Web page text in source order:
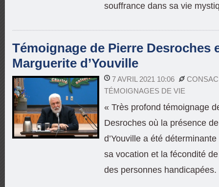
souffrance dans sa vie
Témoignage de Pierre Desroches
Marguerite d’Youville
7 AVRIL 2021 10:06
TÉMOIGNAGES DE VIE
« Très profond témoignage
Desroches où la présence
d’Youville a été
sa vocation et la fécondité
des personnes handicapées.